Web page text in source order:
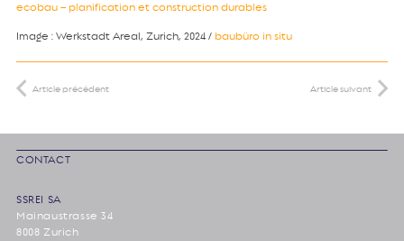
ecobau – planification et construction durables
Image : Werkstadt Areal, Zurich, 2024 / baubüro in situ
Article précédent Article suivant
CONTACT
SSREI SA
Mainaustrasse 34
8008 Zurich